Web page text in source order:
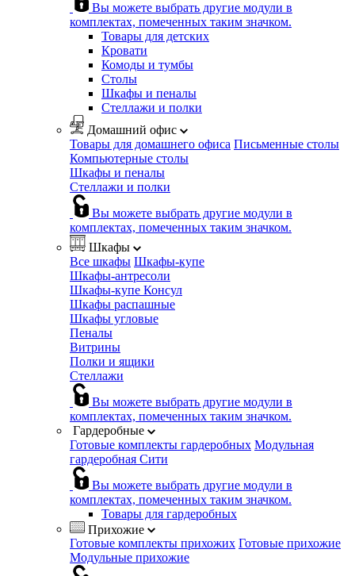
Вы можете выбрать другие модули в
комплектах, помеченных таким значком.
Товары для детских
Кровати
Комоды и тумбы
Столы
Шкафы и пеналы
Стеллажи и полки
Домашний офис
Товары для домашнего офиса Письменные столы
Компьютерные столы
Шкафы и пеналы
Стеллажи и полки
Вы можете выбрать другие модули в
комплектах, помеченных таким значком.
Шкафы
Все шкафы Шкафы-купе
Шкафы-антресоли
Шкафы-купе Консул
Шкафы распашные
Шкафы угловые
Пеналы
Витрины
Полки и ящики
Стеллажи
Вы можете выбрать другие модули в
комплектах, помеченных таким значком.
Гардеробные
Готовые комплекты гардеробных Модульная
гардеробная Сити
Вы можете выбрать другие модули в
комплектах, помеченных таким значком.
Товары для гардеробных
Прихожие
Готовые комплекты прихожих Готовые прихожие
Модульные прихожие